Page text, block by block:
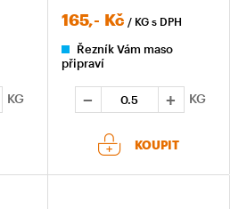
KG
165,- Kč / KG s DPH
Řezník Vám maso
připraví
KG
KOUPIT